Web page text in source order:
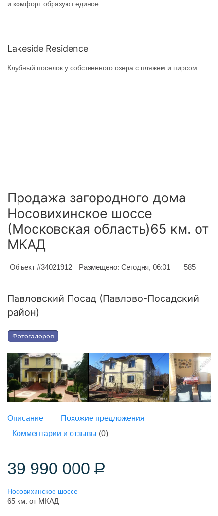
и комфорт образуют единое
Lakeside Residence
Клубный поселок у собственного озера с пляжем и пирсом
Продажа загородного дома
Носовихинское шоссе
(Московская область)65 км. от
МКАД
Объект #34021912 Размещено: Сегодня, 06:01 585
Павловский Посад (Павлово-Посадский
район)
Фотогалерея
Описание
Похожие предложения
Комментарии и отзывы (0)
39 990 000 Р
Носовихинское шоссе
65 км. от МКАД